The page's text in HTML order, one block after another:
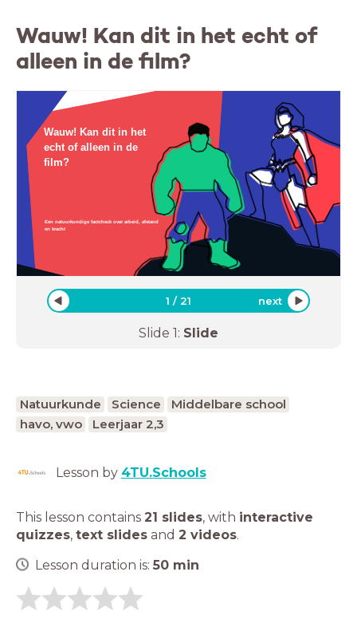
Wauw! Kan dit in het echt of
alleen in de film?
Wauw! Kan dit in het
echt of alleen in de
film?
Een natuurkundige factcheck over arbeid, afstand
en kracht
1 /21 next
Slide 1: Slide
Natuurkunde Science
Middelbare school
havo, vwo
Leerjaar 2,3
Lesson by 4TU.Schools
This lesson contains 21 slides, with interactive
quizzes, text slides and 2 videos.
Lesson duration is: 50 min